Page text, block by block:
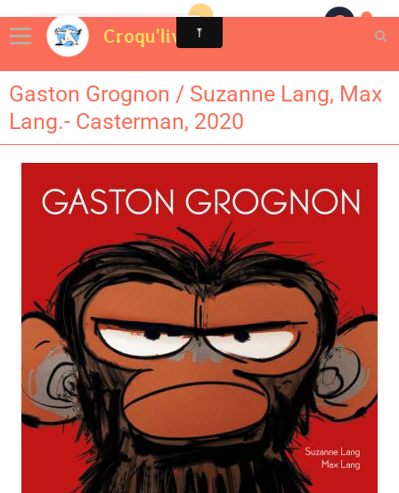
Croqu'livre
Gaston Grognon / Suzanne Lang, Max
Lang.- Casterman, 2020